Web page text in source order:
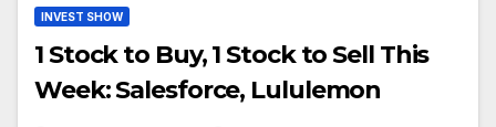
INVEST SHOW
1 Stock to Buy, 1 Stock to Sell This
Week: Salesforce, Lululemon